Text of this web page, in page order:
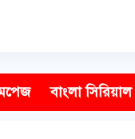
বাংলা সিরিয়াল